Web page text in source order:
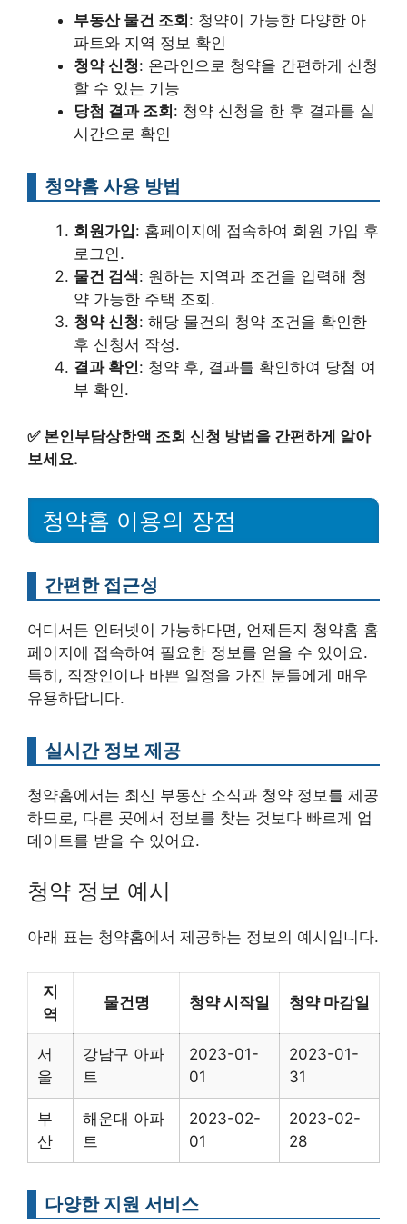
부동산 물건 조회 : 청약이 가능한 다양한 아
파트와 지역 정보 확인
청약 신청: 온라인으로 청약을 간편하게 신청
할 수 있는 기능
당첨 결과 조회 : 청약 신청을 한 후 결과를 실
시간으로 확인
청약홈 사용 방법
회원가입: 홈페이지에 접속하여 회원 가입 후
로그인.
물건 검색: 원하는 지역과 조건을 입력해 청
약 가능한 주택 조회.
청약 신청: 해당 물건의 청약 조건을 확인한
후 신청서 작성.
결과 확인: 청약 후, 결과를 확인하여 당첨 여
부 확인.
✅ 본인부담상한액 조회 신청 방법을 간편하게 알아
보세요.
청약홈 이용의 장점
간편한 접근성
어디서든 인터넷이 가능하다면, 언제든지 청약홈 홈
페이지에 접속하여 필요한 정보를 얻을 수 있어요.
특히, 직장인이나 바쁜 일정을 가진 분들에게 매우
유용하답니다.
실시간 정보 제공
청약홈에서는 최신 부동산 소식과 청약 정보를 제공
하므로, 다른 곳에서 정보를 찾는 것보다 빠르게 업
데이트를 받을 수 있어요.
청약 정보 예시
아래 표는 청약홈에서 제공하는 정보의 예시입니다.
지
역
물건명 청약 시작일 청약 마감일
서
울
강남구 아파
트
2023-01-
01
2023-01-
31
부
산
해운대 아파
트
2023-02-
01
2023-02-
28
다양한 지원 서비스